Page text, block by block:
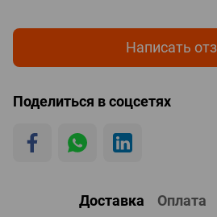
Написать
Поделиться в соцсетях
Доставка Оплата